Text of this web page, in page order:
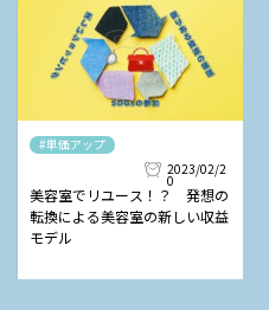
#単価アップ
2023/02/2
0
美容室でリユース！？ 発想の
転換による美容室の新しい収益
モデル